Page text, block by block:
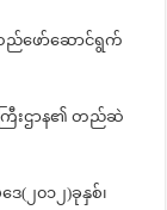
ည်ဖော်ဆောင်ရွက်
ြီးဌာန၏ တည်ဆဲ
ေ(၂၀၁၂)ခုနှစ်၊